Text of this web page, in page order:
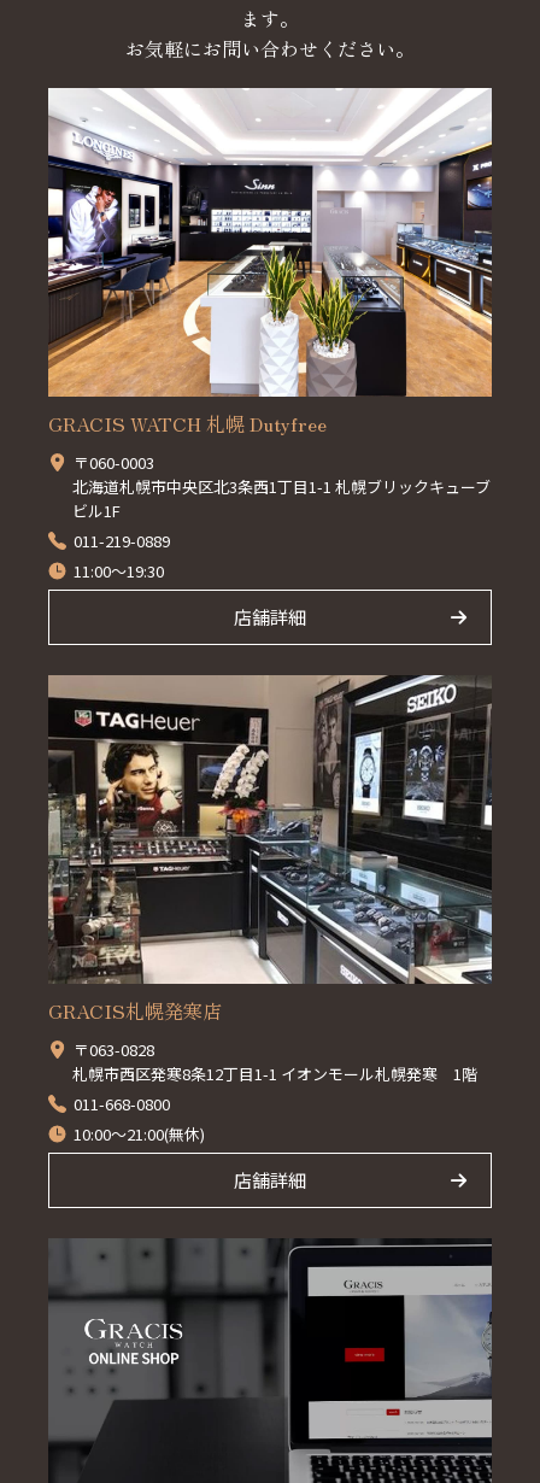
ます。
お気軽にお問い合わせください。
GRACIS WATCH 札幌 Dutyfree
〒060-0003
北海道札幌市中央区北3条西1丁目1-1 札幌ブリックキューブ
ビル1F
011-219-0889
11:00～19:30
店舗詳細
GRACIS札幌発寒店
〒063-0828
札幌市西区発寒8条12丁目1-1 イオンモール札幌発寒 1階
011-668-0800
10:00～21:00(無休)
店舗詳細